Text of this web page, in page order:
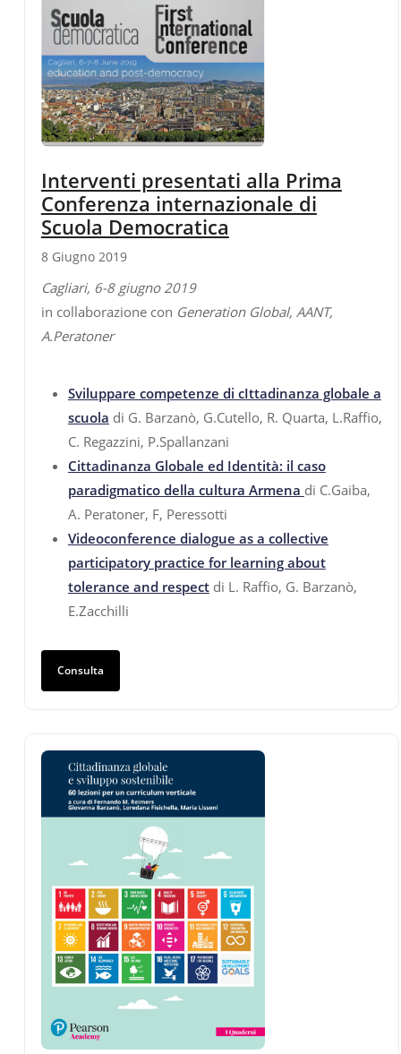
Interventi presentati alla Prima
Conferenza internazionale di
Scuola Democratica
8 Giugno 2019
Cagliari, 6-8 giugno 2019
in collaborazione con Generation Global, AANT,
A.Peratoner
Sviluppare competenze di cIttadinanza globale a
scuola di G. Barzanò, G.Cutello, R. Quarta, L.Raffio,
C. Regazzini, P.Spallanzani
Cittadinanza Globale ed Identità: il caso
paradigmatico della cultura Armena di C.Gaiba,
A. Peratoner, F, Peressotti
Videoconference dialogue as a collective
participatory practice for learning about
tolerance and respectdi L. Raffio, G. Barzanò,
E.Zacchilli
Consulta